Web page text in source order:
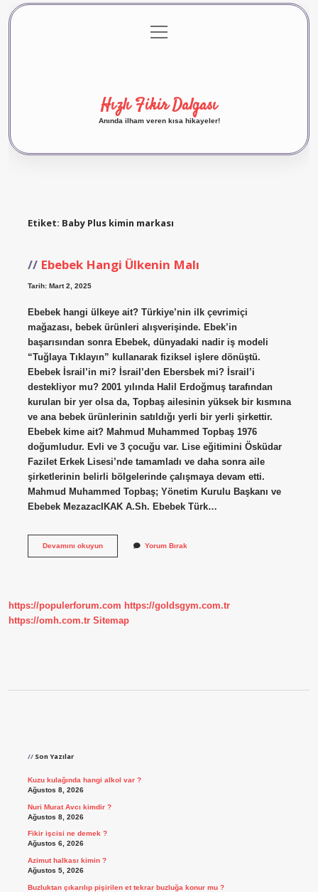
Gizlilik Politikası
menüyü
aç
Hızlı Fikir Dalgası
Anında ilham veren kısa hikayeler!
Etiket: Baby Plus kimin markası
Ebebek Hangi Ülkenin Malı
Tarih: Mart 2, 2025
Ebebek hangi ülkeye ait? Türkiye’nin ilk çevrimiçi
mağazası, bebek ürünleri alışverişinde. Ebek’in
başarısından sonra Ebebek, dünyadaki nadir iş modeli
“Tuğlaya Tıklayın” kullanarak fiziksel işlere dönüştü.
Ebebek İsrail’in mi? İsrail’den Ebersbek mi? İsrail’i
destekliyor mu? 2001 yılında Halil Erdoğmuş tarafından
kurulan bir yer olsa da, Topbaş ailesinin yüksek bir kısmına
ve ana bebek ürünlerinin satıldığı yerli bir yerli şirkettir.
Ebebek kime ait? Mahmud Muhammed Topbaş 1976
doğumludur. Evli ve 3 çocuğu var. Lise eğitimini Ösküdar
Fazilet Erkek Lisesi’nde tamamladı ve daha sonra aile
şirketlerinin belirli bölgelerinde çalışmaya devam etti.
Mahmud Muhammed Topbaş; Yönetim Kurulu Başkanı ve
Ebebek MezazacIKAK A.Sh. Ebebek Türk…
Devamını okuyunEbebek
Yorum Bırak
https://populerforum.com https://goldsgym.com.tr
https://omh.com.tr Sitemap
Son Yazılar
Kuzu kulağında hangi alkol var ?
Ağustos 8, 2026
Nuri Murat Avcı kimdir ?
Ağustos 8, 2026
Fikir işcisi ne demek ?
Ağustos 6, 2026
Azimut halkası kimin ?
Ağustos 5, 2026
Buzluktan çıkarılıp pişirilen et tekrar buzluğa konur mu ?